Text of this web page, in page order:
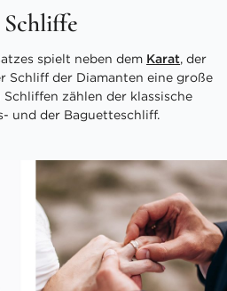
spielt neben dem Karat, der
Schliff der Diamanten eine große
zählen der klassische
und der Baguetteschliff.